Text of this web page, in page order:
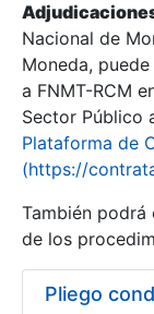
Nacional de
Moneda,
a FNMT-RCM
Sector Público
Plataforma de
(https://
También
de los